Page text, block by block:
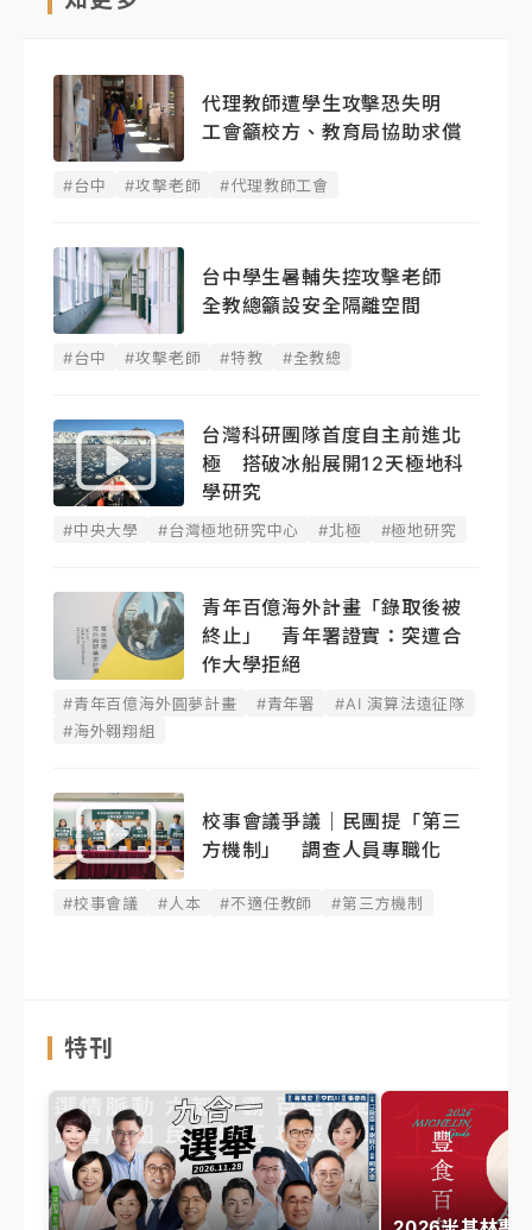
代理教師遭學生攻擊恐失明
工會籲校方、教育局協助求償
#台中 #攻擊老師 #代理教師工會
台中學生暑輔失控攻擊老師
全教總籲設安全隔離空間
#台中 #攻擊老師 #特教 #全教總
台灣科研團隊首度自主前進北
極 搭破冰船展開12天極地科
學研究
#中央大學 #台灣極地研究中心 #北極 #極地研究
青年百億海外計畫「錄取後被
終止」 青年署證實：突遭合
作大學拒絕
#青年百億海外圓夢計畫 #青年署
#AI 演算法遠征隊
#海外翱翔組
校事會議爭議｜民團提「第三
方機制」 調查人員專職化
#校事會議 #人本 #不適任教師 #第三方機制
特刊